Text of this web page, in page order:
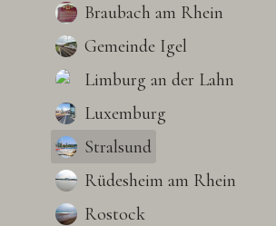
Braubach am Rhein
Gemeinde Igel
Limburg an der Lahn
Luxemburg
Stralsund
Rüdesheim am Rhein
Rostock